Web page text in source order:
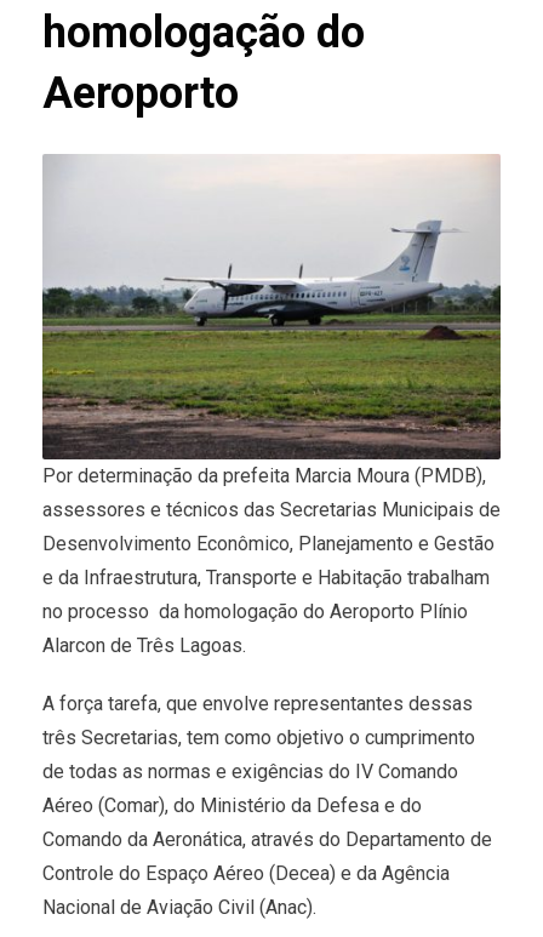
homologação do
Aeroporto
Por determinação da prefeita Marcia Moura (PMDB),
assessores e técnicos das Secretarias Municipais de
Desenvolvimento Econômico, Planejamento e Gestão
e da Infraestrutura, Transporte e Habitação trabalham
no processo da homologação do Aeroporto Plínio
Alarcon de Três Lagoas.
A força tarefa, que envolve representantes dessas
três Secretarias, tem como objetivo o cumprimento
de todas as normas e exigências do IV Comando
Aéreo (Comar), do Ministério da Defesa e do
Comando da Aeronática, através do Departamento de
Controle do Espaço Aéreo (Decea) e da Agência
Nacional de Aviação Civil (Anac).